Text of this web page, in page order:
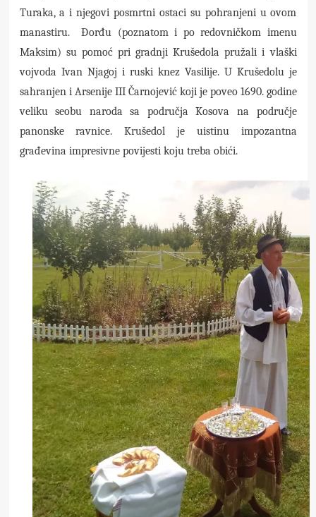
Turaka, a i njegovi posmrtni ostaci su pohranjeni u ovom
manastiru.
Đorđu (poznatom i po redovničkom imenu
Maksim) su pomoć pri gradnji Krušedola pružali i vlaški
vojvoda Ivan Njagoj i ruski knez Vasilije. U Krušedolu je
sahranjen i Arsenije III Čarnojević koji je poveo 1690. godine
veliku seobu naroda sa područja Kosova na područje
panonske ravnice. Krušedol je uistinu impozantna
građevina impresivne povijesti koju treba obići.